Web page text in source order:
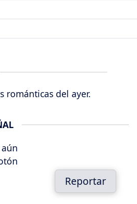
románticas del ayer.
Reportar